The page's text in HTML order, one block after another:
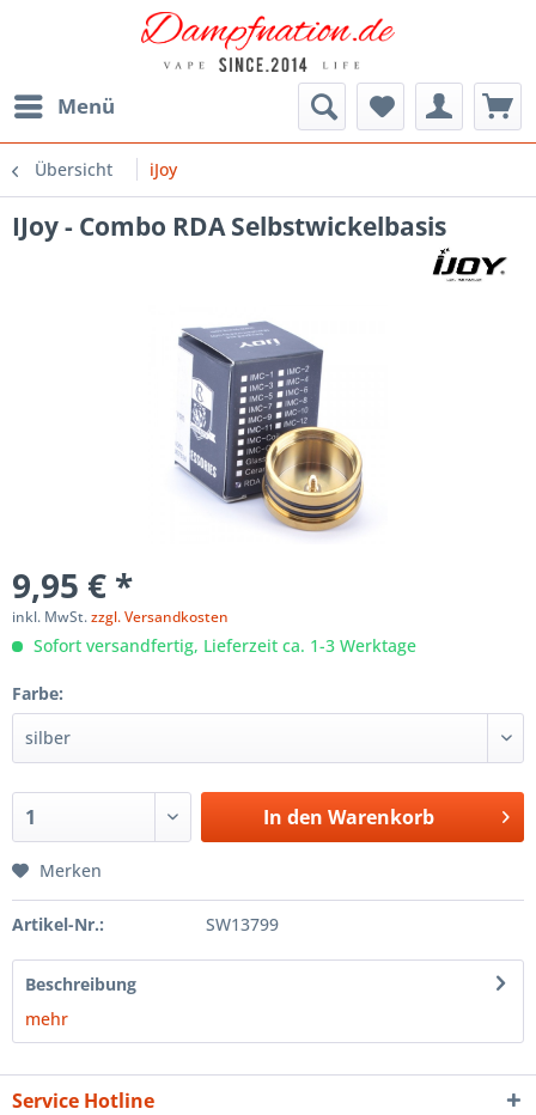
Menü
Übersicht iJoy
IJoy - Combo RDA Selbstwickelbasis
9,95 € *
inkl. MwSt.zzgl. Versandkosten
Sofort versandfertig, Lieferzeit ca. 1-3 Werktage
Farbe:
In den Warenkorb
Merken
Artikel-Nr.: SW13799
Beschreibung
mehr
Service Hotline